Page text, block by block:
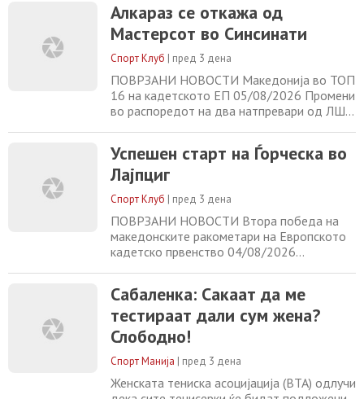
на раката и одлучи да не презема ризик
пред Отвореното првенство на САД.
Поранешниот светски број 1 последен пат
играше на 14 април, АТП 500 турнирот во
Барселона
Алкараз се откажа од
Мастерсот во Синсинати
Спорт Клуб | пред 3 дена
ПОВРЗАНИ НОВОСТИ Македонија во ТОП
16 на кадетското ЕП 05/08/2026 Промени
во распоредот на два натпревари од ЛШ
подготвува најголемиот договор во
историјата на НБА лигата 05/08/2026
Факундо Кампацо повторно во дресот на
Ц. Звезда?! 05/08/2026
Успешен старт на Ѓорческа во
Лајпциг
Спорт Клуб | пред 3 дена
ПОВРЗАНИ НОВОСТИ Втора победа на
македонските ракометари на Европското
кадетско првенство 04/08/2026
Шалке! (ФОТО) 04/08/2026 Искусниот
Николиќ е нов кошаркар на МЗТ Скопје
04/08/2026
Сабаленка: Сакаат да ме
тестираат дали сум жена?
Слободно!
Спорт Манија | пред 3 дена
Женската тениска асоцијација (ВТА) одлучи